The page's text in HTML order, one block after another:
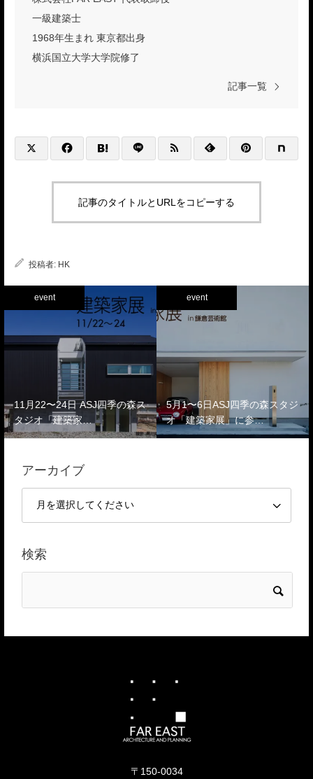
一級建築士
1968年生まれ 東京都出身
横浜国立大学大学院修了
記事一覧
記事のタイトルとURLをコピーする
投稿者: HK
event
11月22〜24日 ASJ四季の森ス
タジオ「建築家…
event
5月1〜6日ASJ四季の森スタジ
オ「建築家展」に参…
アーカイブ
検索
〒150-0034